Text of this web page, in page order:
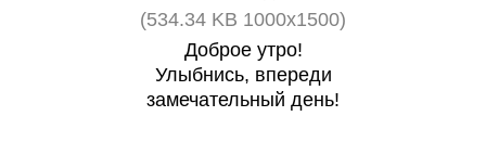
(534.34 KB 1000x1500)
Доброе утро!
Улыбнись, впереди
замечательный день!